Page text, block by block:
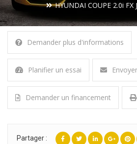
HYUNDAI COUPE 2.0i FX
Demander plus d'informations
Planifier un essai
Demander un financement
Partager :